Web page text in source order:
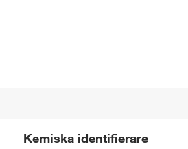
Kemiska identifierare